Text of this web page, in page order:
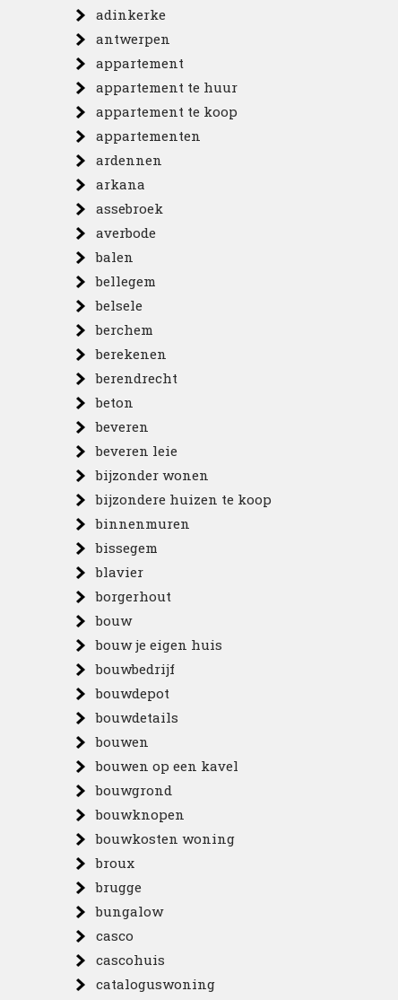
adinkerke
antwerpen
appartement
appartement te huur
appartement te koop
appartementen
ardennen
arkana
assebroek
averbode
balen
bellegem
belsele
berchem
berekenen
berendrecht
beton
beveren
beveren leie
bijzonder wonen
bijzondere huizen te koop
binnenmuren
bissegem
blavier
borgerhout
bouw
bouw je eigen huis
bouwbedrijf
bouwdepot
bouwdetails
bouwen
bouwen op een kavel
bouwgrond
bouwknopen
bouwkosten woning
broux
brugge
bungalow
casco
cascohuis
cataloguswoning